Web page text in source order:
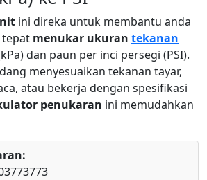
ini direka untuk membantu anda
tepat menukar ukuran tekanan
dan paun per inci persegi (PSI).
menyesuaikan tekanan tayar,
atau bekerja dengan spesifikasi
penukaran ini memudahkan